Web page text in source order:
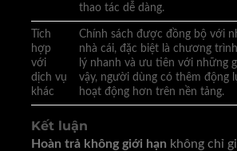
thao tác dễ dàng.
Tích
hợp
với
dịch vụ
khác
Chính sách được đồng bộ với
nhà cái, đặc biệt là chương
lý nhanh và ưu tiên với những
vậy, người dùng có thêm động
hoạt động hơn trên nền tảng.
Kết luận
Hoàn trả không giới hạn không chỉ